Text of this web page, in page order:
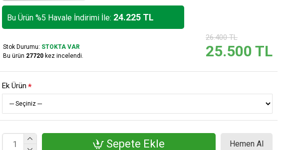
Bu Ürün %5 Havale İndirimi İle: 24.225 TL
Stok Durumu: STOKTA VAR
Bu ürün 27720kez incelendi. 25.500 TL
26.400 TL
Ek Ürün
Sepete Ekle Hemen Al